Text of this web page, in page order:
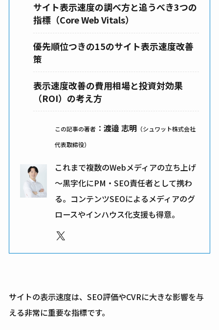
サイト表示速度の調べ方と追うべき3つの
指標（Core Web Vitals）
優先順位つきの15のサイト表示速度改善
策
表示速度改善の費用相場と投資対効果
（ROI）の考え方
この記事の著者 ：渡邉 志明 （シュワット株式会社
代表取締役）
これまで複数のWebメディアの立ち上げ
～黒字化にPM・SEO責任者として携わ
る。コンテンツSEOによるメディアのグ
ロースやインハウス化支援も得意。
X
サイトの表示速度は、SEO評価やCVRに大きな影響を与
える非常に重要な指標です。